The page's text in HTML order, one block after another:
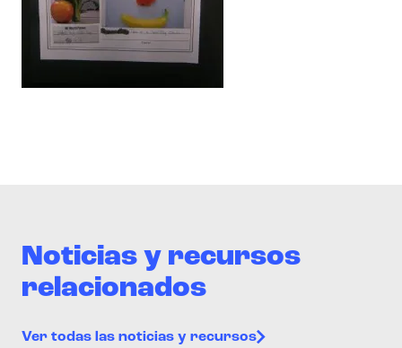
Noticias y recursos
relacionados
Ver todas las noticias y recursos